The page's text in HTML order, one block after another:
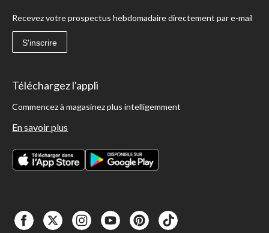
Recevez votre prospectus hebdomadaire directement par e-mail
S'inscrire
Téléchargez l'appli
Commencez à magasinez plus intelligemment
En savoir plus